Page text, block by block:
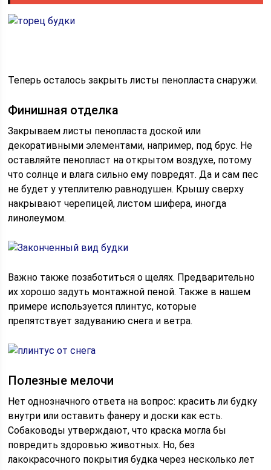
Теперь осталось закрыть листы пенопласта снаружи.
Финишная отделка
Закрываем листы пенопласта доской или
декоративными элементами, например, под брус. Не
оставляйте пенопласт на открытом воздухе, потому
что солнце и влага сильно ему повредят. Да и сам пес
не будет у утеплителю равнодушен. Крышу сверху
накрывают черепицей, листом шифера, иногда
линолеумом.
Важно также позаботиться о щелях. Предварительно
их хорошо задуть монтажной пеной. Также в нашем
примере используется плинтус, которые
препятствует задуванию снега и ветра.
Полезные мелочи
Нет однозначного ответа на вопрос: красить ли будку
внутри или оставить фанеру и доски как есть.
Собаководы утверждают, что краска могла бы
повредить здоровью животных. Но, без
лакокрасочного покрытия будка через несколько лет